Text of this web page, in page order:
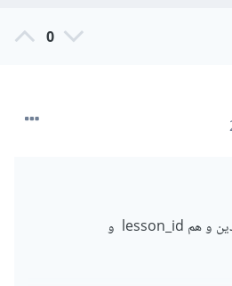
0
الجدول يحتوي على عامودين و هم lesson_id و